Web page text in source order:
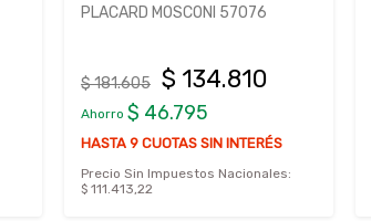
PLACARD MOSCONI 57076
$ 181.605 $ 134.810
Ahorro $ 46.795
HASTA 9 CUOTAS SIN INTERÉS
Precio Sin Impuestos Nacionales:
$ 111.413,22